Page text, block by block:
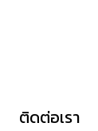
ติดต่อเรา